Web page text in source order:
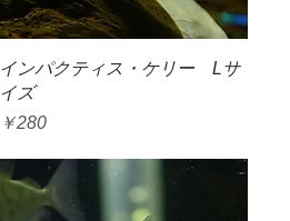
クイックビュー
インパクティス・ケリー Lサ
イズ
価格
￥280